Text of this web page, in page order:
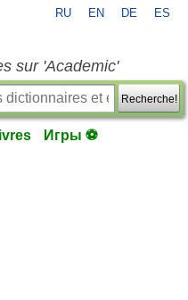
RU EN DE ES
sur 'Academic'
Recherche!
livres Игры ⚽